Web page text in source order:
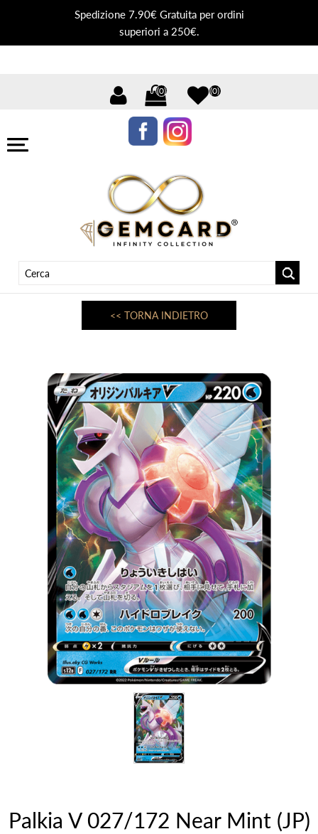
Spedizione 7.90€ Gratuita per ordini
superiori a 250€.
(0) (0)
<< TORNA INDIETRO
Palkia V 027/172 Near Mint (JP)